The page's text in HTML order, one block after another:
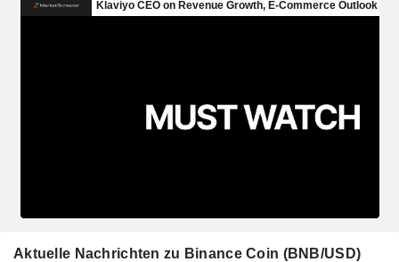
Aktuelle Nachrichten zu Binance Coin (BNB/USD)